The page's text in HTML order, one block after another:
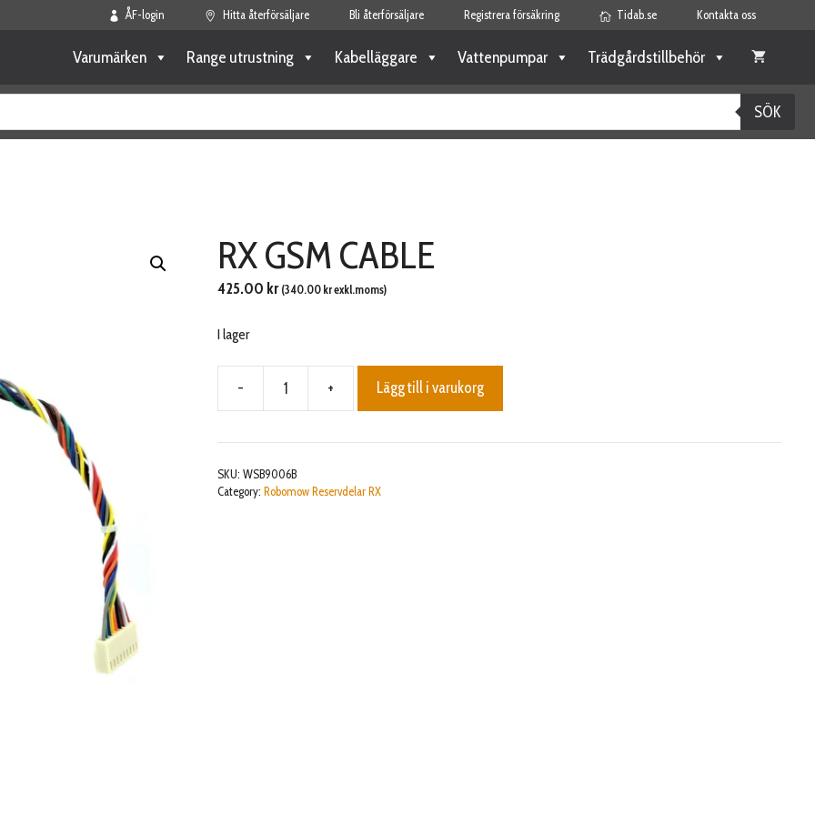
ÅF-login Hitta återförsäljare Bli återförsäljare Registrera försäkring Tidab.se Kontakta oss
Varumärken Range utrustning Kabelläggare Vattenpumpar Trädgårdstillbehör
SÖK
RX GSM CABLE
425.00 kr (340.00 krexkl.moms)
I lager
-
CABLE
mängd
+ Lägg till i varukorg
SKU: WSB9006B
Category: Robomow Reservdelar RX